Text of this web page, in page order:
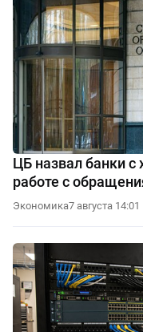
ЦБ назвал банки
работе с
Экономика7 августа 14:01